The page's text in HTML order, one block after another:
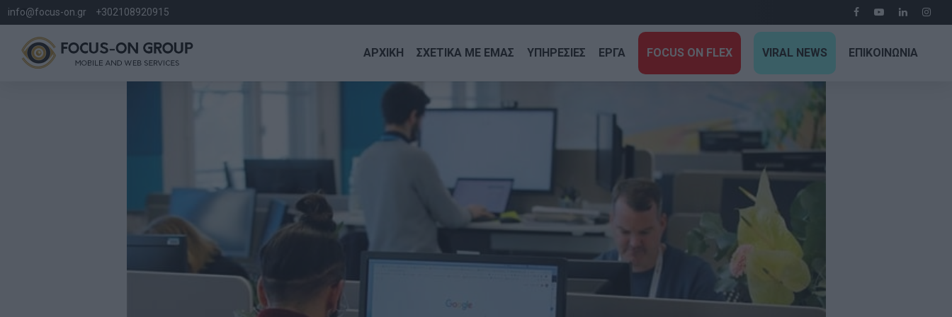
info@focus-on.gr +302108920915
ΑΡΧΙΚΗ ΣΧΕΤΙΚΑ ΜΕ ΕΜΑΣ ΥΠΗΡΕΣΙΕΣ ΕΡΓΑ FOCUS ON FLEX VIRAL NEWS ΕΠΙΚΟΙΝΩΝΙΑ